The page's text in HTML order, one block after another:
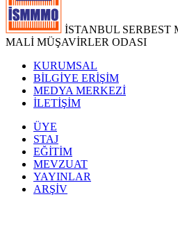
İSTANBUL SERBEST
MALİ MÜŞAVİRLER ODASI
KURUMSAL
BİLGİYE ERİŞİM
MEDYA MERKEZİ
İLETİŞİM
ÜYE
STAJ
EĞİTİM
MEVZUAT
YAYINLAR
ARŞİV